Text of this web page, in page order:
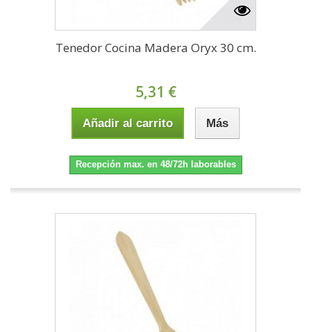
Tenedor Cocina Madera Oryx 30 cm.
5,31 €
Añadir al carrito Más
Recepción max. en 48/72h laborables